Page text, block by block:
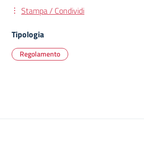
Stampa / Condividi
Tipologia
Regolamento